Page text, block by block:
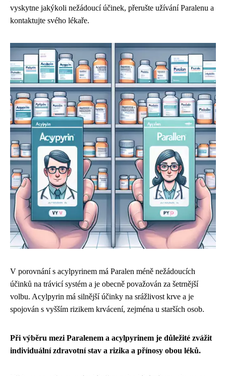
vyskytne jakýkoli nežádoucí účinek, přerušte užívání Paralenu a
kontaktujte svého lékaře.
V porovnání s acylpyrinem má Paralen méně nežádoucích
účinků na trávicí systém a je obecně považován za šetrnější
volbu. Acylpyrin má silnější účinky na srážlivost krve a je
spojován s vyšším rizikem krvácení, zejména u starších osob.
Při výběru mezi Paralenem a acylpyrinem je důležité zvážit
individuální zdravotní stav a rizika a přínosy obou léků.